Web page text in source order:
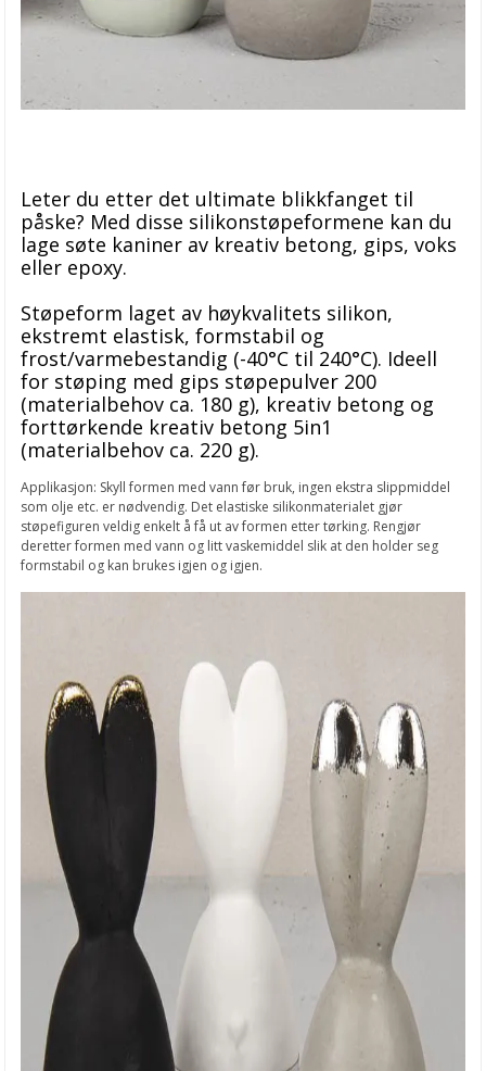
Leter du etter det ultimate blikkfanget til
påske? Med disse silikonstøpeformene kan du
lage søte kaniner av kreativ betong, gips, voks
eller epoxy.
Støpeform laget av høykvalitets silikon,
ekstremt elastisk, formstabil og
frost/varmebestandig (-40°C til 240°C). Ideell
for støping med gips støpepulver 200
(materialbehov ca. 180 g), kreativ betong og
forttørkende kreativ betong 5in1
(materialbehov ca. 220 g).
Applikasjon: Skyll formen med vann før bruk, ingen ekstra slippmiddel
som olje etc. er nødvendig. Det elastiske silikonmaterialet gjør
støpefiguren veldig enkelt å få ut av formen etter tørking. Rengjør
deretter formen med vann og litt vaskemiddel slik at den holder seg
formstabil og kan brukes igjen og igjen.